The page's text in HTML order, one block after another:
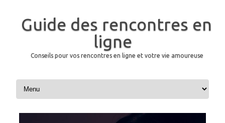
Guide des rencontres en
ligne
Conseils pour vos rencontres en ligne et votre vie amoureuse
Aller au contenu